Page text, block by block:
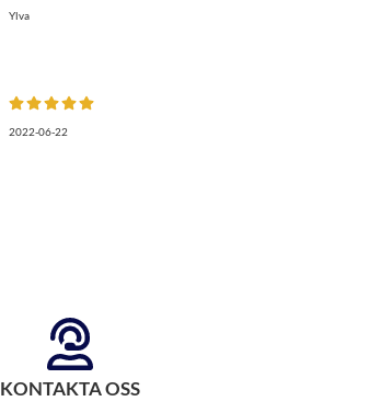
Ylva
2022-06-22
KONTAKTA OSS